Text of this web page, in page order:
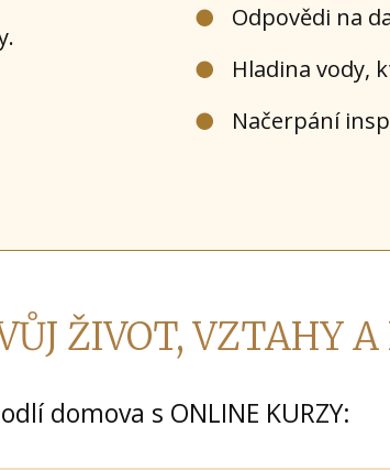
Odpovědi na
Hladina vody,
Načerpání
ŽIVOT, VZTAHY
domova s ONLINE KURZY: